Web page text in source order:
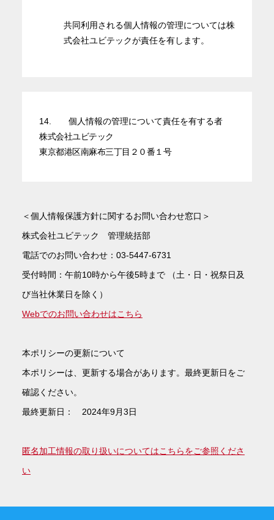
共同利用される個人情報の管理については株
式会社ユビテックが責任を有します。
14.
個人情報の管理について責任を有する者
株式会社ユビテック
東京都港区南麻布三丁目２０番１号
＜個人情報保護方針に関するお問い合わせ窓口＞
株式会社ユビテック 管理統括部
電話でのお問い合わせ：03-5447-6731
受付時間：午前10時から午後5時まで （土・日・祝祭日及
び当社休業日を除く）
Webでのお問い合わせはこちら
本ポリシーの更新について
本ポリシーは、更新する場合があります。最終更新日をご
確認ください。
最終更新日： 2024年9月3日
匿名加工情報の取り扱いについてはこちらをご参照くださ
い